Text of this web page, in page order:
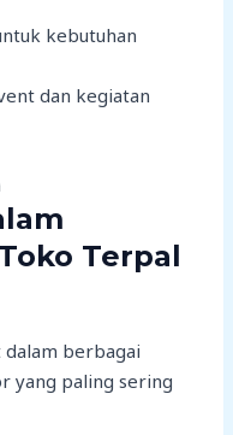
kebutuhan
dan kegiatan
Terpal
berbagai
yang paling sering